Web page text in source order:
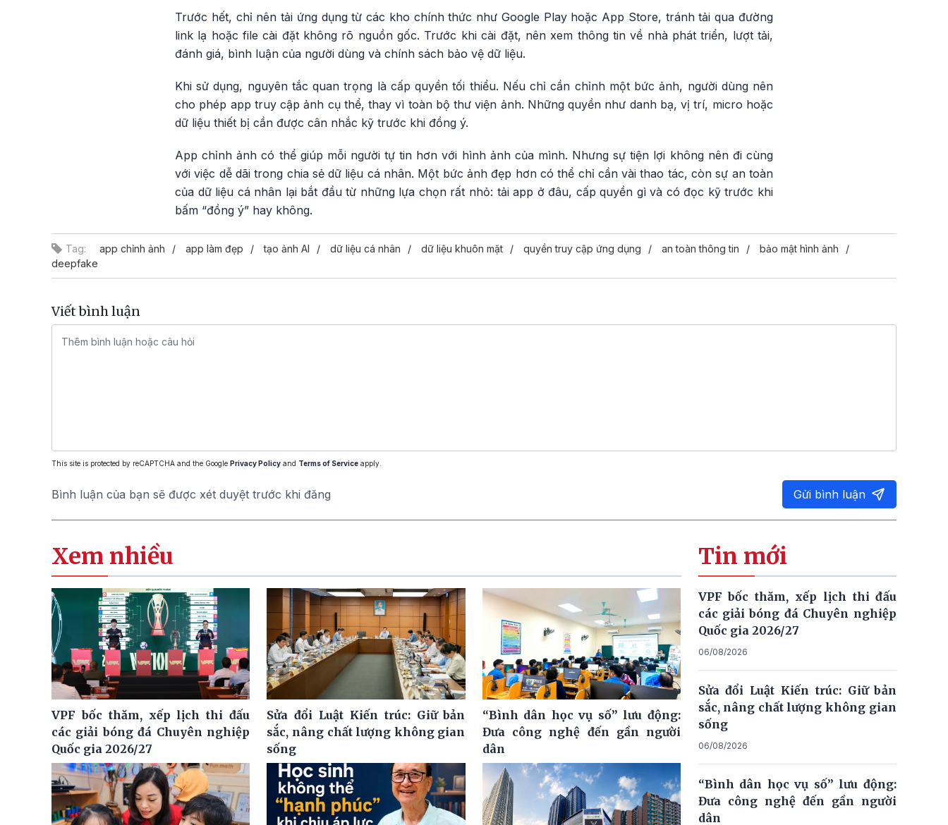
Trước hết, chỉ nên tải ứng dụng từ các kho chính thức như Google Play hoặc App Store, tránh tải qua đường
link lạ hoặc file cài đặt không rõ nguồn gốc. Trước khi cài đặt, nên xem thông tin về nhà phát triển, lượt tải,
đánh giá, bình luận của người dùng và chính sách bảo vệ dữ liệu.
Khi sử dụng, nguyên tắc quan trọng là cấp quyền tối thiểu. Nếu chỉ cần chỉnh một bức ảnh, người dùng nên
cho phép app truy cập ảnh cụ thể, thay vì toàn bộ thư viện ảnh. Những quyền như danh bạ, vị trí, micro hoặc
dữ liệu thiết bị cần được cân nhắc kỹ trước khi đồng ý.
App chỉnh ảnh có thể giúp mỗi người tự tin hơn với hình ảnh của mình. Nhưng sự tiện lợi không nên đi cùng
với việc dễ dãi trong chia sẻ dữ liệu cá nhân. Một bức ảnh đẹp hơn có thể chỉ cần vài thao tác, còn sự an toàn
của dữ liệu cá nhân lại bắt đầu từ những lựa chọn rất nhỏ: tải app ở đâu, cấp quyền gì và có đọc kỹ trước khi
bấm “đồng ý” hay không.
Tag: app chỉnh ảnh app làm đẹp tạo ảnh AI dữ liệu cá nhân dữ liệu khuôn mặt quyền truy cập ứng dụng an toàn thông tin
bảo mật hình ảnh
deepfake
Viết bình luận
This site is protected by reCAPTCHA and the Google Privacy Policy and Terms of Service apply.
Bình luận của bạn sẽ được xét duyệt trước khi đăng Gửi bình luận
Xem nhiều
VPF bốc thăm, xếp lịch thi đấu
các giải bóng đá Chuyên nghiệp
Quốc gia 2026/27
Sửa đổi Luật Kiến trúc: Giữ bản
sắc, nâng chất lượng không gian
sống
“Bình dân học vụ số” lưu động:
Đưa công nghệ đến gần người
dân
Tin mới
VPF bốc thăm, xếp lịch thi đấu
các giải bóng đá Chuyên nghiệp
Quốc gia 2026/27
06/08/2026
Sửa đổi Luật Kiến trúc: Giữ bản
sắc, nâng chất lượng không gian
sống
06/08/2026
“Bình dân học vụ số” lưu động:
Đưa công nghệ đến gần người
dân